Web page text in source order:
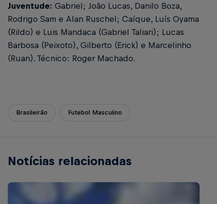
Juventude: Gabriel; João Lucas, Danilo Boza,
Rodrigo Sam e Alan Ruschel; Caíque, Luís Oyama
(Rildo) e Luis Mandaca (Gabriel Taliari); Lucas
Barbosa (Peixoto), Gilberto (Erick) e Marcelinho
(Ruan). Técnico: Roger Machado.
Brasileirão Futebol Masculino
Notícias relacionadas